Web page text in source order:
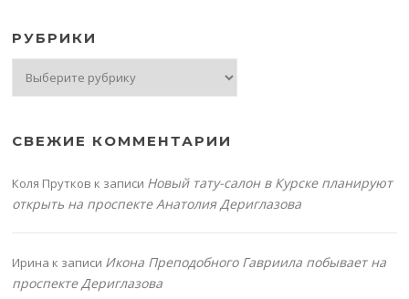
РУБРИКИ
СВЕЖИЕ КОММЕНТАРИИ
Коля Прутков к записи Новый тату-салон в Курске планируют
открыть на проспекте Анатолия Дериглазова
Ирина к записи Икона Преподобного Гавриила побывает на
проспекте Дериглазова